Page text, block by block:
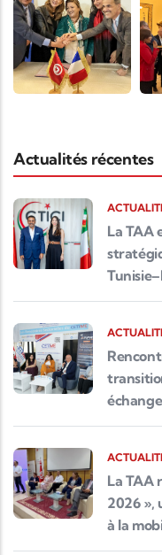
Actualités récentes
La TAA
La TAA
2026 »,
à la